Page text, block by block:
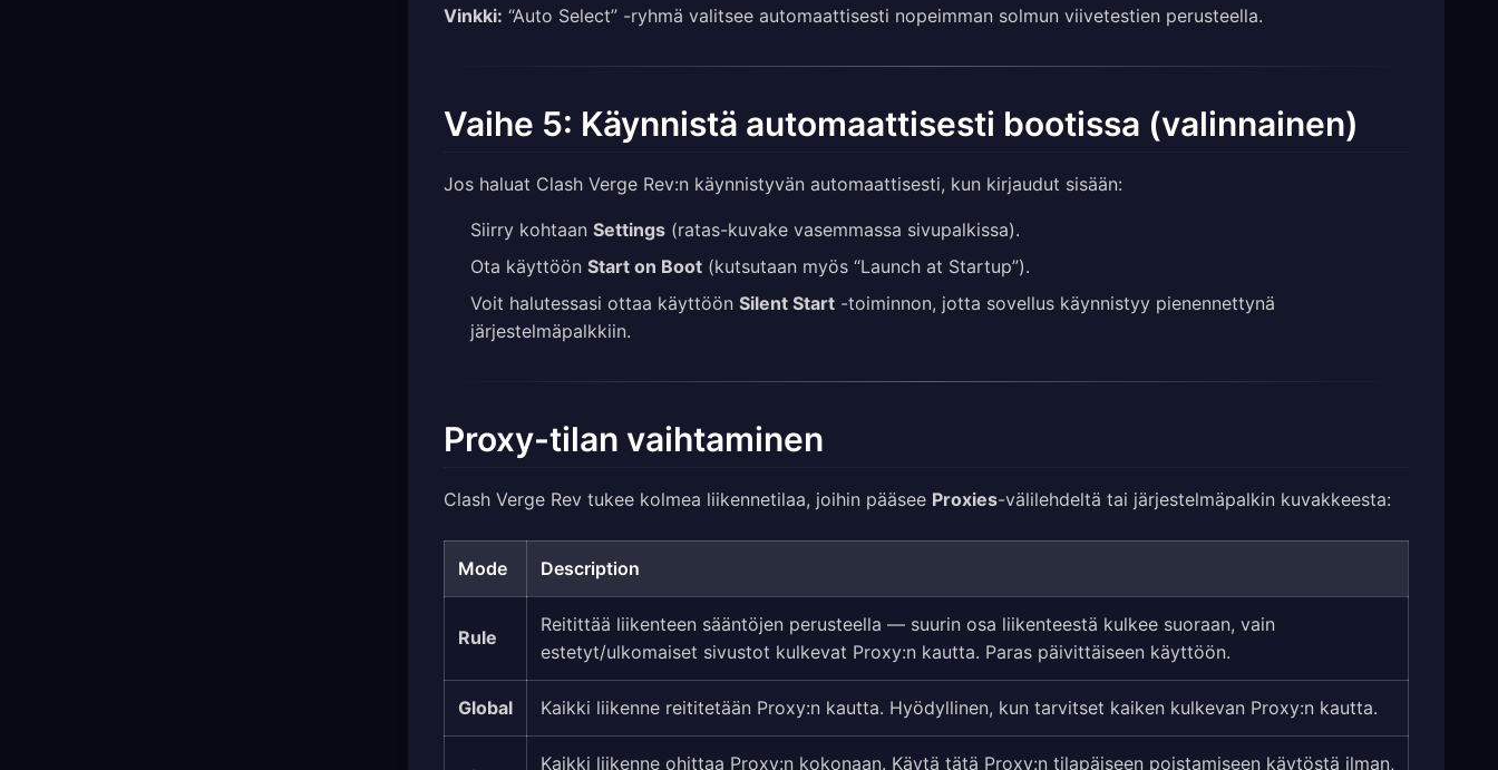
Vinkki: “Auto Select” -ryhmä valitsee automaattisesti nopeimman solmun viivetestien perusteella.
Vaihe 5: Käynnistä automaattisesti bootissa (valinnainen)
Jos haluat Clash Verge Rev:n käynnistyvän automaattisesti, kun kirjaudut sisään:
Siirry kohtaan Settings (ratas-kuvake vasemmassa sivupalkissa).
Ota käyttöön Start on Boot (kutsutaan myös “Launch at Startup”).
Voit halutessasi ottaa käyttöön Silent Start -toiminnon, jotta sovellus käynnistyy pienennettynä
järjestelmäpalkkiin.
Proxy-tilan vaihtaminen
Clash Verge Rev tukee kolmea liikennetilaa, joihin pääsee Proxies-välilehdeltä tai järjestelmäpalkin kuvakkeesta:
Mode Description
Rule
Reitittää liikenteen sääntöjen perusteella — suurin osa liikenteestä kulkee suoraan, vain
estetyt/ulkomaiset sivustot kulkevat Proxy:n kautta. Paras päivittäiseen käyttöön.
Global Kaikki liikenne reititetään Proxy:n kautta. Hyödyllinen, kun tarvitset kaiken kulkevan Proxy:n kautta.
Kaikki liikenne ohittaa Proxy:n kokonaan. Käytä tätä Proxy:n tilapäiseen poistamiseen käytöstä ilman,